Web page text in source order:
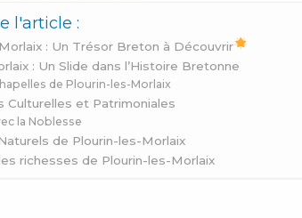
l'article :
: Un Trésor Breton à Découvrir
: Un Slide dans l’Histoire Bretonne
de Plourin-les-Morlaix
Culturelles et Patrimoniales
la Noblesse
de Plourin-les-Morlaix
richesses de Plourin-les-Morlaix